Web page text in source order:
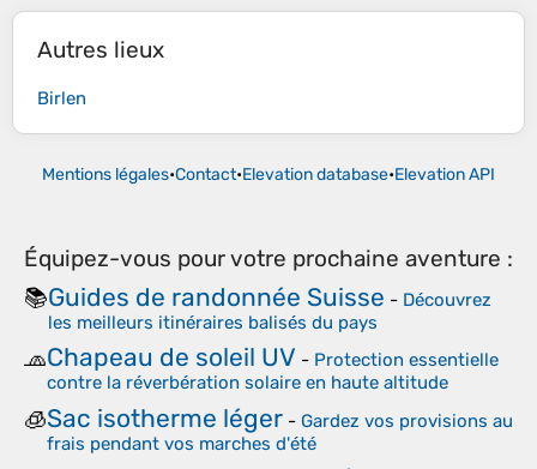
Autres lieux
Birlen
Mentions légales•Contact•Elevation database•Elevation API
Équipez-vous pour votre prochaine aventure :
📚Guides de randonnée Suisse - Découvrez
les meilleurs itinéraires balisés du pays
🧢Chapeau de soleil UV - Protection essentielle
contre la réverbération solaire en haute altitude
🧊Sac isotherme léger - Gardez vos provisions au
frais pendant vos marches d'été